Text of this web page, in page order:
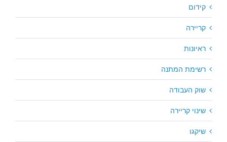
קידום
קריירה
ראיונות
רשימת המתנה
שוק העבודה
שינוי קריירה
שיקגו